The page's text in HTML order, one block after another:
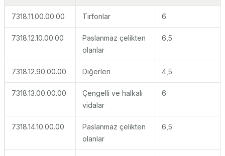
7318.11.00.00.00 Tirfonlar 6
7318.12.10.00.00
Paslanmaz çelikten
olanlar
6,5
7318.12.90.00.00 Diğerleri 4,5
7318.13.00.00.00
Çengelli ve halkalı
vidalar
6
7318.14.10.00.00
Paslanmaz çelikten
olanlar
6,5